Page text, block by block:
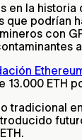
en la
con
ETH
tradicional